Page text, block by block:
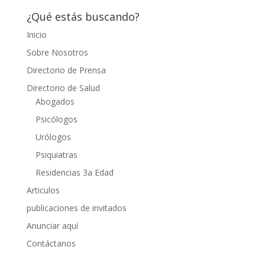
¿Qué estás buscando?
Inicio
Sobre Nosotros
Directorio de Prensa
Directorio de Salud
Abogados
Psicólogos
Urólogos
Psiquiatras
Residencias 3a Edad
Articulos
publicaciones de invitados
Anunciar aquí
Contáctanos